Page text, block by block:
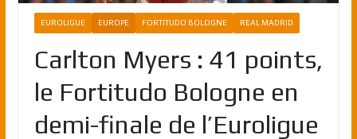
EUROLIGUE EUROPE FORTITUDO BOLOGNE REAL MADRID
Carlton Myers : 41 points,
le Fortitudo Bologne en
demi-finale de l’Euroligue